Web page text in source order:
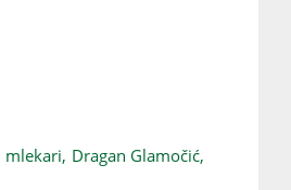
mlekari, Dragan Glamočić,